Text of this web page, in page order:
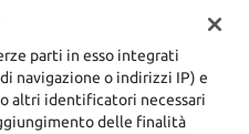
satellitare
pelle
parti in esso integrati
navigazione o indirizzi IP) e
o altri identificatori necessari
delle finalità